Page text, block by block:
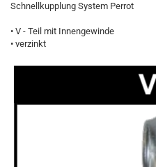
Schnellkupplung System Perrot
• V - Teil mit Innengewinde
• verzinkt